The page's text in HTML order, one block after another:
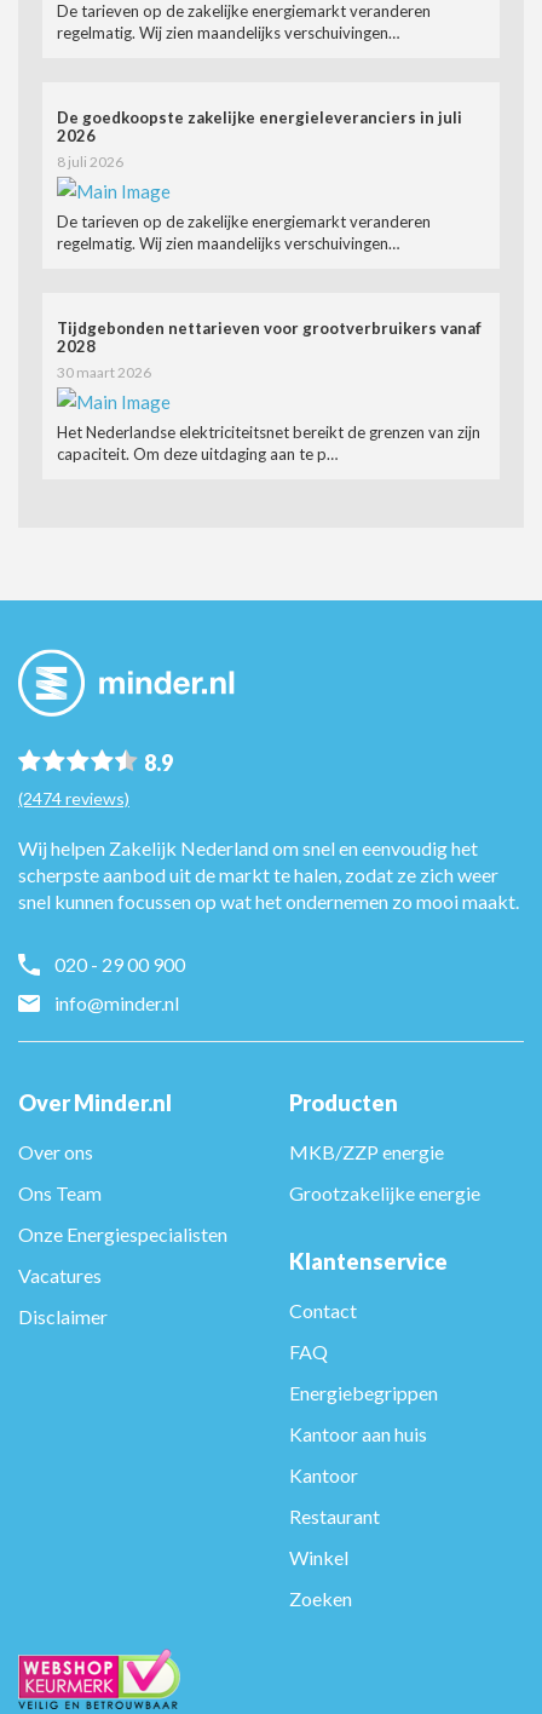
De tarieven op de zakelijke energiemarkt veranderen
regelmatig. Wij zien maandelijks verschuivingen…
De goedkoopste zakelijke energieleveranciers in juli
2026
8 juli 2026
De tarieven op de zakelijke energiemarkt veranderen
regelmatig. Wij zien maandelijks verschuivingen…
Tijdgebonden nettarieven voor grootverbruikers vanaf
2028
30 maart 2026
Het Nederlandse elektriciteitsnet bereikt de grenzen van zijn
capaciteit. Om deze uitdaging aan te p…
8.9
(2474 reviews)
Wij helpen Zakelijk Nederland om snel en eenvoudig het
scherpste aanbod uit de markt te halen, zodat ze zich weer
snel kunnen focussen op wat het ondernemen zo mooi maakt.
020 - 29 00 900
info@minder.nl
Over Minder.nl
Over ons
Ons Team
Onze Energiespecialisten
Vacatures
Disclaimer
Producten
MKB/ZZP energie
Grootzakelijke energie
Klantenservice
Contact
FAQ
Energiebegrippen
Kantoor aan huis
Kantoor
Restaurant
Winkel
Zoeken